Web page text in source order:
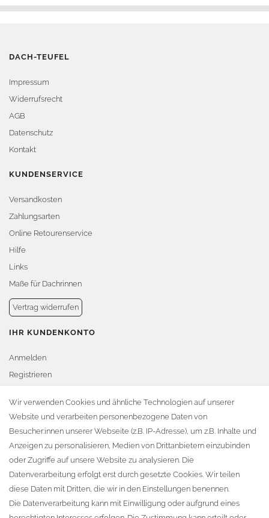
DACH-TEUFEL
Impressum
Widerrufsrecht
AGB
Datenschutz
Kontakt
KUNDENSERVICE
Versandkosten
Zahlungsarten
Online Retourenservice
Hilfe
Links
Maße für Dachrinnen
Vertrag widerrufen
IHR KUNDENKONTO
Anmelden
Registrieren
Warenkorb
Zur Kasse
KONTAKT
Fa. Steffen Jost
Söbrigener Weg 50
D-01796 Pirna
Wir verwenden Cookies und ähnliche Technologien auf unserer
Website und verarbeiten personenbezogene Daten von
Besucher:innen unserer Webseite (z.B. IP-Adresse), um z.B. Inhalte und
Anzeigen zu personalisieren, Medien von Drittanbietern einzubinden
oder Zugriffe auf unsere Website zu analysieren. Die
Datenverarbeitung erfolgt erst durch gesetzte Cookies. Wir teilen
diese Daten mit Dritten, die wir in den Einstellungen benennen.
Die Datenverarbeitung kann mit Einwilligung oder aufgrund eines